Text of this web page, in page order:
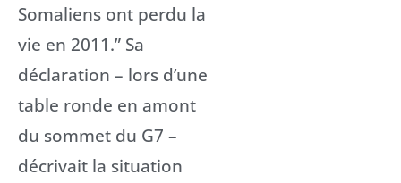
Somaliens ont perdu la
vie en 2011.” Sa
déclaration – lors d’une
table ronde en amont
du sommet du G7 –
décrivait la situation